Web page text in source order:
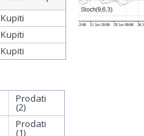
Kupiti
Kupiti
Kupiti
Prodati
(2)
Prodati
(1)